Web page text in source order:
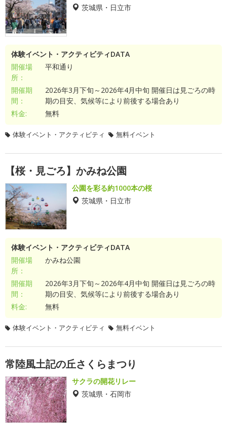
茨城県・日立市
体験イベント・アクティビティDATA
開催場
所：
平和通り
開催期
間：
2026年3月下旬～2026年4月中旬 開催日は見ごろの時
期の目安、気候等により前後する場合あり
料金:
無料
体験イベント・アクティビティ 無料イベント
【桜・見ごろ】かみね公園
公園を彩る約1000本の桜
茨城県・日立市
体験イベント・アクティビティDATA
開催場
所：
かみね公園
開催期
間：
2026年3月下旬～2026年4月中旬 開催日は見ごろの時
期の目安、気候等により前後する場合あり
料金:
無料
体験イベント・アクティビティ 無料イベント
常陸風土記の丘さくらまつり
サクラの開花リレー
茨城県・石岡市